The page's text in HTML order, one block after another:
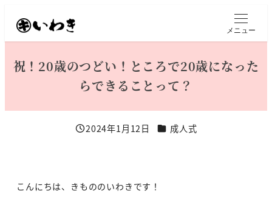
ン
メニュー
祝！20歳のつどい！ところで20歳になった
らできることって？
投稿日
2024年1月12日 カテゴリー
成人式
こんにちは、きもののいわきです！